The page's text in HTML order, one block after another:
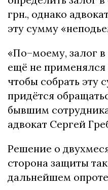
грн., однако
эту сумму
«По–моему, залог в
ещё не применялся
чтобы собрать эту
придётся
бывшим
адвокат Сергей
Решение о
сторона защиты
дальнейшем